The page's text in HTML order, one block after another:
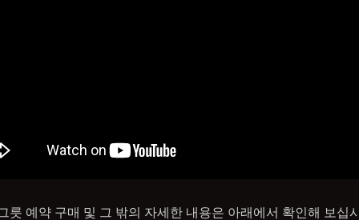
릇 예약 구매 및 그 밖의 자세한 내용은 아래에서 확인해 보십